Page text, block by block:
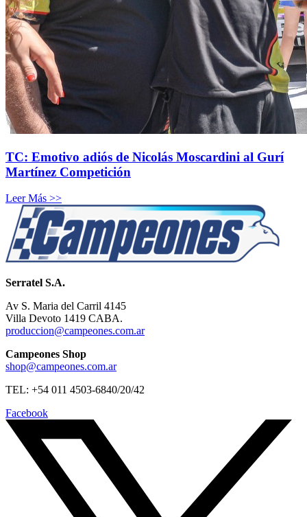
TC: Emotivo adiós de Nicolás Moscardini al Gurí
Martínez Competición
Leer Más >>
Serratel S.A.
Av S. Maria del Carril 4145
Villa Devoto 1419 CABA.
produccion@campeones.com.ar
Campeones Shop
shop@campeones.com.ar
TEL: +54 011 4503-6840/20/42
Facebook